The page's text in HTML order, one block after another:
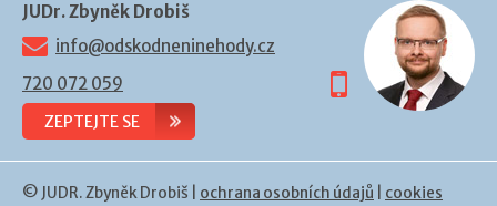
JUDr. Zbyněk Drobiš
info@odskodneninehody.cz
720 072 059
ZEPTEJTE SE
© JUDR. Zbyněk Drobiš | ochrana osobních údajů cookies